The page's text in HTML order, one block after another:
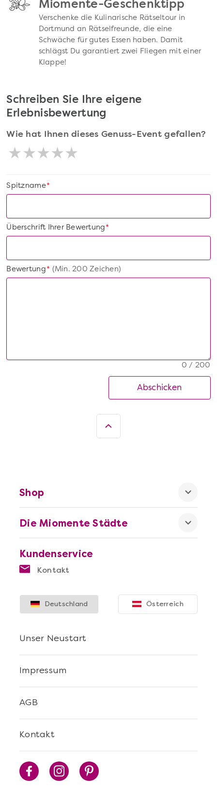
Miomente-Geschenktipp
Verschenke die Kulinarische Rätseltour in
Dortmund an Rätselfreunde, die eine
Schwäche für gutes Essen haben. Damit
schlägst Du garantiert zwei Fliegen mit einer
Klappe!
Schreiben Sie Ihre eigene
Erlebnisbewertung
Wie hat Ihnen dieses Genuss-Event gefallen?
*
Spitzname
*
Überschrift Ihrer Bewertung
*
Bewertung(Min. 200 Zeichen)
0 / 200
Abschicken
Kundenservice
Kontakt
Die Miomente Städte
Shop
Kontakt
AGB
Impressum
Unser Neustart
Deutschland Österreich